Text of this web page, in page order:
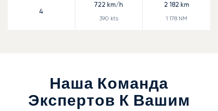
4
722 km/h
390 kts
2 182 km
1 178NM
Наша Команда
Экспертов К Вашим